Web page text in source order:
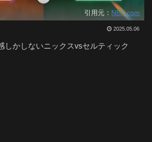
引用元： NBA.com
2025.05.06
しかしないニックスvsセルティック